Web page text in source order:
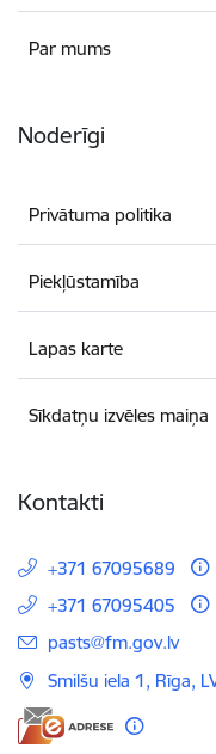
Par mums
Noderīgi
Privātuma politika
Piekļūstamība
Lapas karte
Sīkdatņu izvēles maiņa
Kontakti
+371 67095689
+371 67095405
E-pasts:
pasts@fm.gov.lv
Smilšu iela 1, Rīga,